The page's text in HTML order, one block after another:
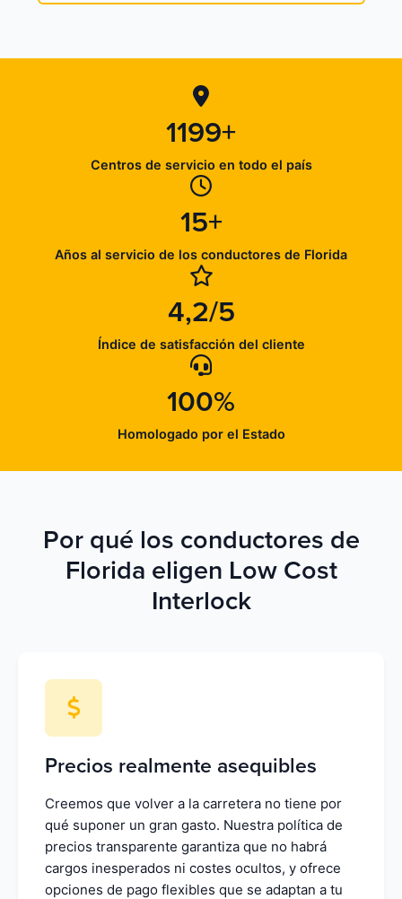
1199+
Centros de servicio en todo el país
15+
Años al servicio de los conductores de Florida
4,2/5
Índice de satisfacción del cliente
100%
Homologado por el Estado
Por qué los conductores de
Florida eligen Low Cost
Interlock
Precios realmente asequibles
Creemos que volver a la carretera no tiene por
qué suponer un gran gasto. Nuestra política de
precios transparente garantiza que no habrá
cargos inesperados ni costes ocultos, y ofrece
opciones de pago flexibles que se adaptan a tu